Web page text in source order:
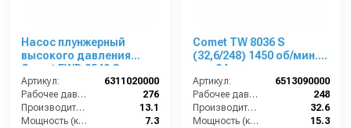
Насос плунжерный
высокого давления
Comet EWD 3540 G
(13,1/276) 3400 об/мин.Ø
1”п.в.
Артикул:
6311020000
Рабочее давление (бар):
276
Производительность (л/мин):
13.1
Мощность (кВт):
7.3
Comet TW 8036 S
(32,6/248) 1450 об/мин.
вал 24мм
Артикул:
6513090000
Рабочее давление (бар):
248
Производительность (л/мин):
32.6
Мощность (кВт):
15.3